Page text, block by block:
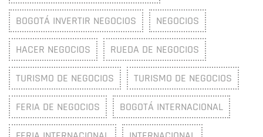
BOGOTÁ INVERTIR NEGOCIOS NEGOCIOS
HACER NEGOCIOS RUEDA DE NEGOCIOS
TURISMO DE NEGOCIOS TURISMO DE NEGOCIOS
FERIA DE NEGOCIOS BOGOTÁ INTERNACIONAL